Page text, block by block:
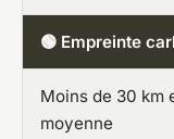
🟢 Empreinte
Moins de 30 km
moyenne